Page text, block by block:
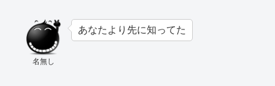
名無し
あなたより先に知ってた